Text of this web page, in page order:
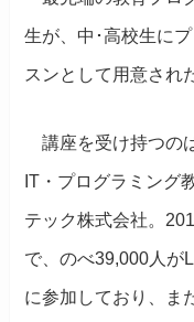
生が、中･高校生に
スンとして用意され
講座を受け持つの
IT・プログラミング
テック株式会社。
で、のべ39,000人が
に参加しており、ま